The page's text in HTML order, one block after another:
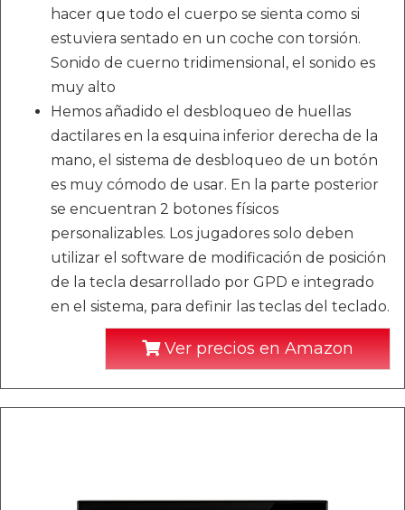
hacer que todo el cuerpo se sienta como si
estuviera sentado en un coche con torsión.
Sonido de cuerno tridimensional, el sonido es
muy alto
Hemos añadido el desbloqueo de huellas
dactilares en la esquina inferior derecha de la
mano, el sistema de desbloqueo de un botón
es muy cómodo de usar. En la parte posterior
se encuentran 2 botones físicos
personalizables. Los jugadores solo deben
utilizar el software de modificación de posición
de la tecla desarrollado por GPD e integrado
en el sistema, para definir las teclas del teclado.
Ver precios en Amazon